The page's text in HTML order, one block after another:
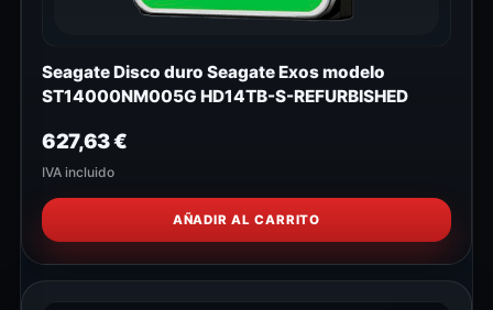
Seagate Disco duro Seagate Exos modelo
ST14000NM005G HD14TB-S-REFURBISHED
627,63€
IVA incluido
AÑADIR AL CARRITO